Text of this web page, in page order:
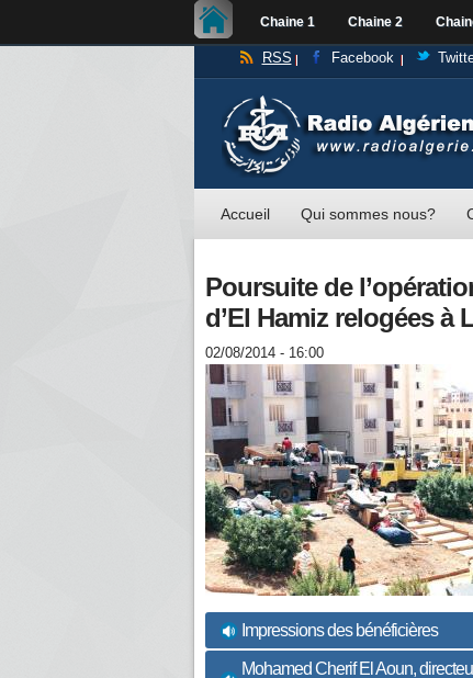
Chaine 1 Chaine 2
RSS Facebook
Accueil Qui sommes nous?
Poursuite de
d’El Hamiz relogées à
02/08/2014 - 16:00
Impressions des bénéficières
Mohamed Cherif El Aoun,